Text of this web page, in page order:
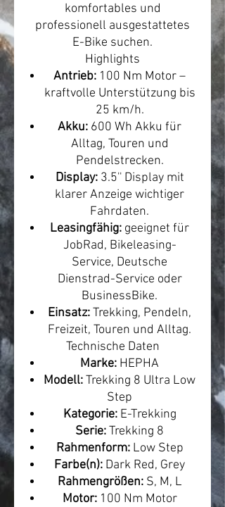
komfortables und
professionell ausgestattetes
E-Bike suchen.
Highlights
Antrieb: 100 Nm Motor –
kraftvolle Unterstützung bis
25 km/h.
Akku: 600 Wh Akku für
Alltag, Touren und
Pendelstrecken.
Display:3.5'' Display mit
klarer Anzeige wichtiger
Fahrdaten.
Leasingfähig: geeignet für
JobRad, Bikeleasing-
Service, Deutsche
Dienstrad-Service oder
BusinessBike.
Einsatz:Trekking, Pendeln,
Freizeit, Touren und Alltag.
Technische Daten
Marke: HEPHA
Modell:Trekking 8 Ultra Low
Step
Kategorie:E-Trekking
Serie:Trekking 8
Rahmenform:Low Step
Farbe(n): Dark Red, Grey
Rahmengrößen:S, M, L
Motor:100 Nm Motor